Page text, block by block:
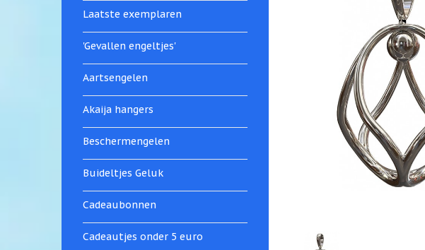
Laatste exemplaren
'Gevallen engeltjes'
Aartsengelen
Akaija hangers
Beschermengelen
Buideltjes Geluk
Cadeaubonnen
Cadeautjes onder 5 euro